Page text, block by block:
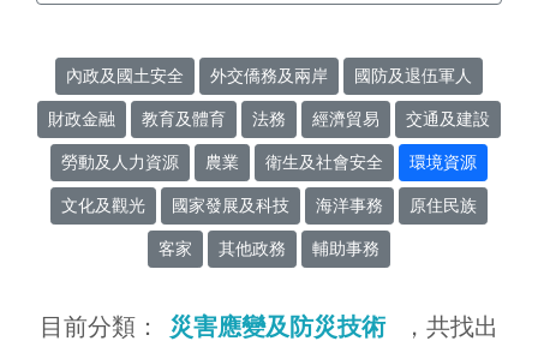
內政及國土安全 外交僑務及兩岸 國防及退伍軍人
財政金融 教育及體育 法務 經濟貿易 交通及建設
勞動及人力資源 農業 衛生及社會安全 環境資源
文化及觀光 國家發展及科技 海洋事務 原住民族
客家 其他政務 輔助事務
目前分類： 災害應變及防災技術
，共找出